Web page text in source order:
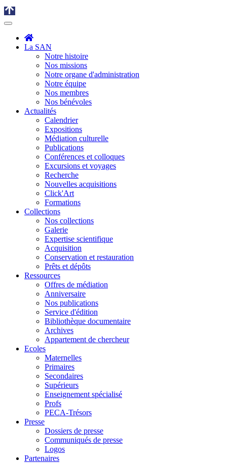
La SAN
Notre histoire
Nos missions
Notre organe d'administration
Notre équipe
Nos membres
Nos bénévoles
Actualités
Calendrier
Expositions
Médiation culturelle
Publications
Conférences et colloques
Excursions et voyages
Recherche
Nouvelles acquisitions
Click'Art
Formations
Collections
Nos collections
Galerie
Expertise scientifique
Acquisition
Conservation et restauration
Prêts et dépôts
Ressources
Offres de médiation
Anniversaire
Nos publications
Service d'édition
Bibliothèque documentaire
Archives
Appartement de chercheur
Ecoles
Maternelles
Primaires
Secondaires
Supérieurs
Enseignement spécialisé
Profs
PECA-Trésors
Presse
Dossiers de presse
Communiqués de presse
Logos
Partenaires